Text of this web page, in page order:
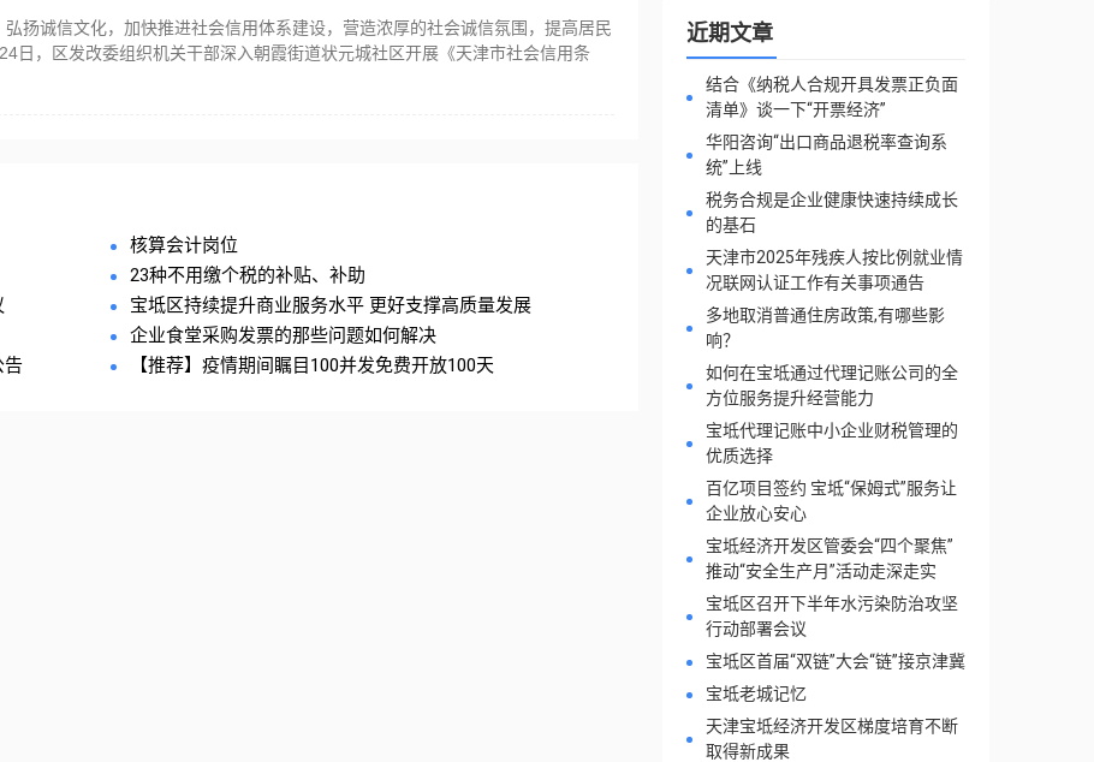
弘扬诚信文化，加快推进社会信用体系建设，营造浓厚的社会诚信氛围，提高居民
日，区发改委组织机关干部深入朝霞街道状元城社区开展《天津市社会信用条
核算会计岗位
23种不用缴个税的补贴、补助
宝坻区持续提升商业服务水平 更好支撑高质量发展
企业食堂采购发票的那些问题如何解决
告
【推荐】疫情期间瞩目100并发免费开放100天
近期文章
结合《纳税人合规开具发票正负面
清单》谈一下“开票经济”
华阳咨询“出口商品退税率查询系
统”上线
税务合规是企业健康快速持续成长
的基石
天津市2025年残疾人按比例就业情
况联网认证工作有关事项通告
多地取消普通住房政策,有哪些影
响？
如何在宝坻通过代理记账公司的全
方位服务提升经营能力
宝坻代理记账中小企业财税管理的
优质选择
百亿项目签约 宝坻“保姆式”服务让
企业放心安心
宝坻经济开发区管委会“四个聚焦”
推动“安全生产月”活动走深走实
宝坻区召开下半年水污染防治攻坚
行动部署会议
宝坻区首届“双链”大会“链”接京津冀
宝坻老城记忆
天津宝坻经济开发区梯度培育不断
取得新成果